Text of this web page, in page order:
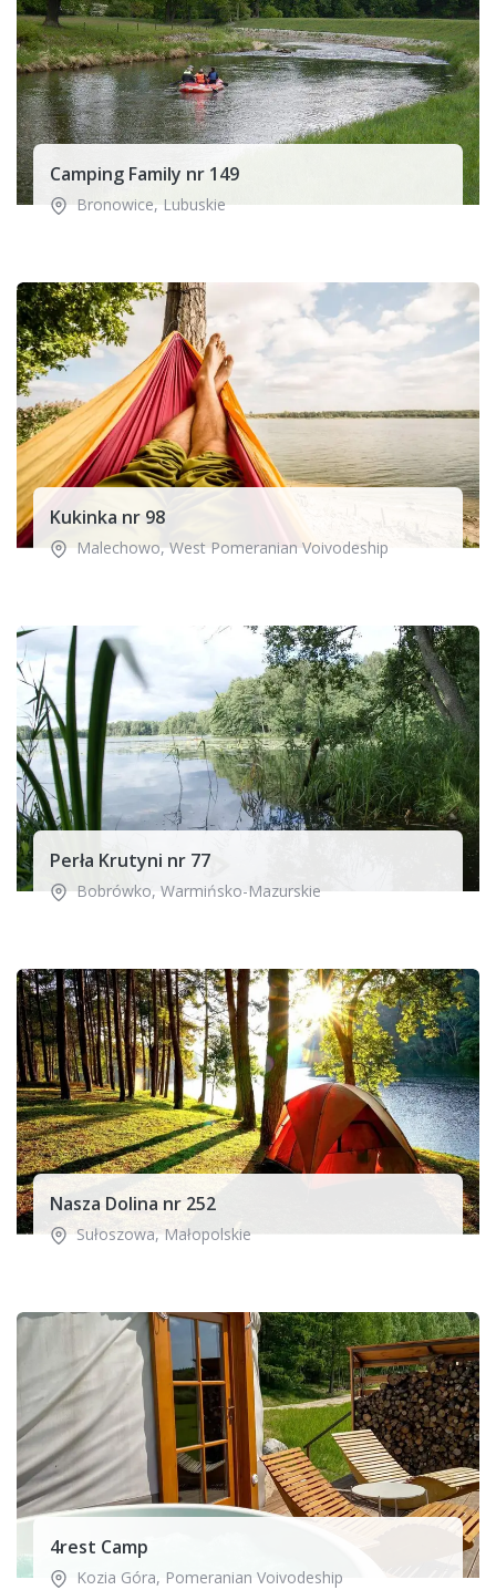
Camping Family nr 149
Bronowice, Lubuskie
Kukinka nr 98
Malechowo,West Pomeranian Voivodeship
Perła Krutyni nr 77
Bobrówko, Warmińsko-Mazurskie
Nasza Dolina nr 252
Sułoszowa,Małopolskie
4rest Camp
Kozia Góra, Pomeranian Voivodeship